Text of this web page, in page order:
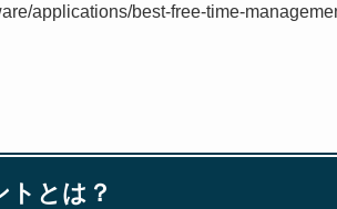
applications/best-free-time-
トとは？